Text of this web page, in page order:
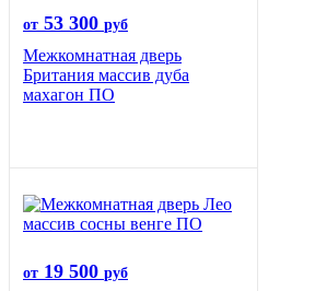
от 53 300 руб
Межкомнатная дверь
Британия массив дуба
махагон ПО
от 19 500 руб